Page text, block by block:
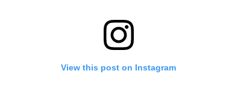
View this post on Instagram